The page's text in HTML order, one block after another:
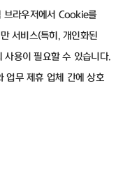
브라우저에서 Cookie를
서비스(특히, 개인화된
용이 필요할 수 있습니다.
업무 제휴 업체 간에 상호